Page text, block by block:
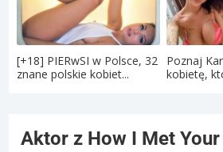
[+18] PIERwSI w Polsce, 32
znane polskie kobiet...
Poznaj
kobietę,
Aktor z How I Met